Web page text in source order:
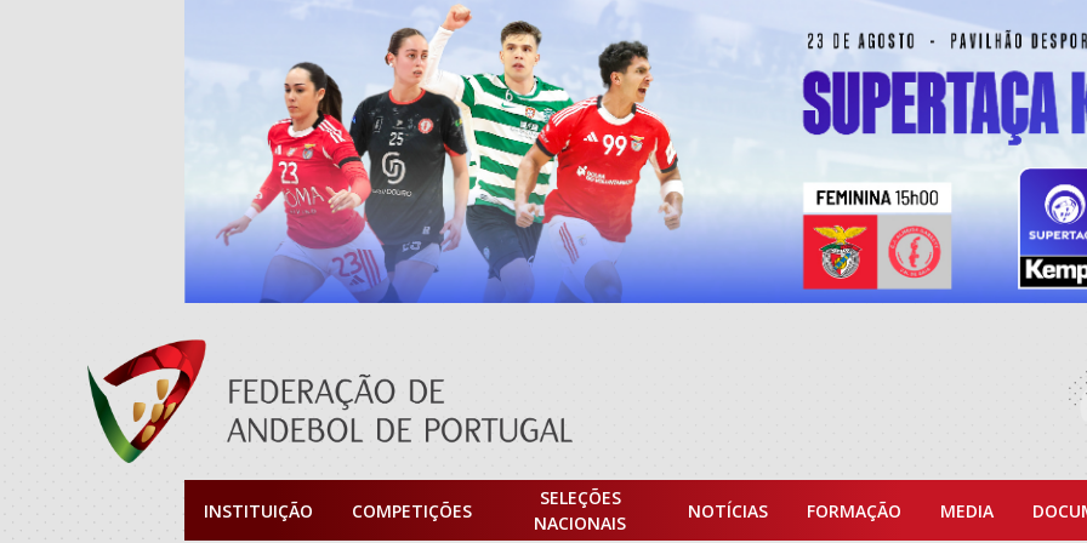
INSTITUIÇÃO COMPETIÇÕES
SELEÇÕES
NACIONAIS
NOTÍCIAS FORMAÇÃO MEDIA